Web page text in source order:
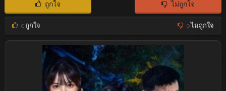
ถูกใจ ไม่ถูกใจ
0ถูกใจ 0ไม่ถูกใจ